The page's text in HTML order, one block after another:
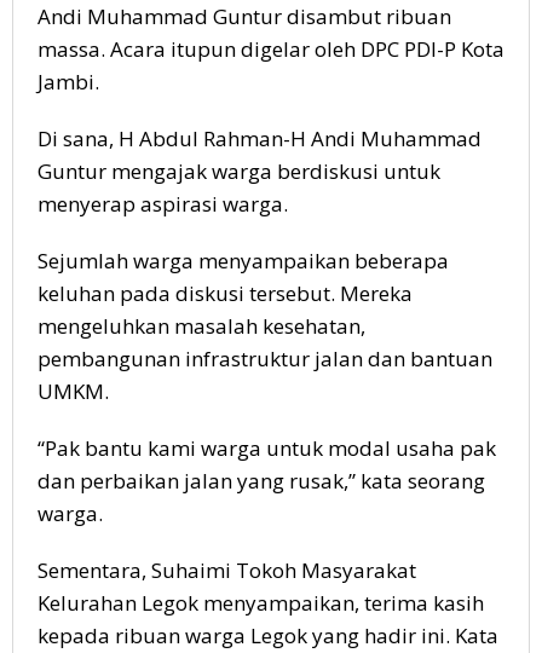
Andi Muhammad Guntur disambut ribuan
massa. Acara itupun digelar oleh DPC PDI-P Kota
Jambi.
Di sana, H Abdul Rahman-H Andi Muhammad
Guntur mengajak warga berdiskusi untuk
menyerap aspirasi warga.
Sejumlah warga menyampaikan beberapa
keluhan pada diskusi tersebut. Mereka
mengeluhkan masalah kesehatan,
pembangunan infrastruktur jalan dan bantuan
UMKM.
“Pak bantu kami warga untuk modal usaha pak
dan perbaikan jalan yang rusak,” kata seorang
warga.
Sementara, Suhaimi Tokoh Masyarakat
Kelurahan Legok menyampaikan, terima kasih
kepada ribuan warga Legok yang hadir ini. Kata